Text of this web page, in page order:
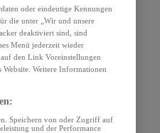
oder eindeutige Kennungen
die unter „Wir und unsere
deaktiviert sind, sind
Menü jederzeit wieder
den Link Voreinstellungen
Weitere Informationen
Speichern von oder Zugriff auf
und der Performance